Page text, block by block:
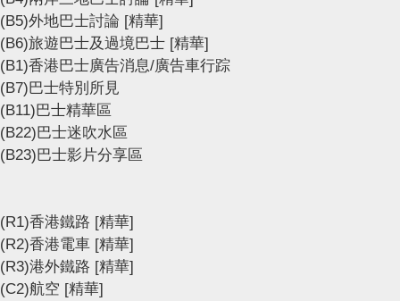
(B5)外地巴士討論 [精華]
(B6)旅遊巴士及過境巴士 [精華]
(B1)香港巴士廣告消息/廣告車行踪
(B7)巴士特別所見
(B11)巴士精華區
(B22)巴士迷吹水區
(B23)巴士影片分享區
(R1)香港鐵路 [精華]
(R2)香港電車 [精華]
(R3)港外鐵路 [精華]
(C2)航空 [精華]